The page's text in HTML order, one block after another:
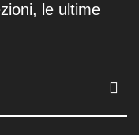
le ultime